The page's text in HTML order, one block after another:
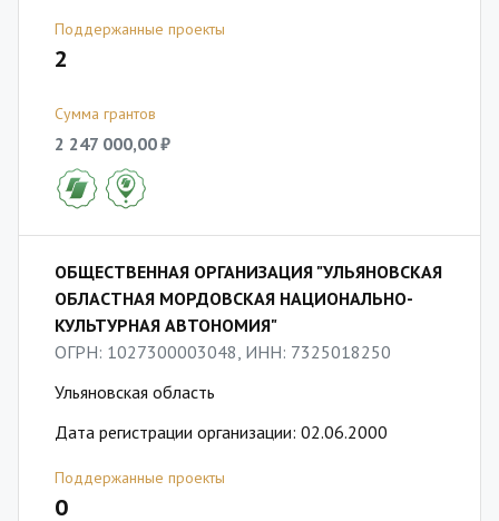
Поддержанные проекты
2
Сумма грантов
2 247 000,00 ₽
ОБЩЕСТВЕННАЯ ОРГАНИЗАЦИЯ "УЛЬЯНОВСКАЯ
ОБЛАСТНАЯ МОРДОВСКАЯ НАЦИОНАЛЬНО-
КУЛЬТУРНАЯ АВТОНОМИЯ"
ОГРН: 1027300003048, ИНН: 7325018250
Ульяновская область
Дата регистрации организации: 02.06.2000
Поддержанные проекты
0